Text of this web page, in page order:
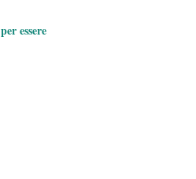
per essere